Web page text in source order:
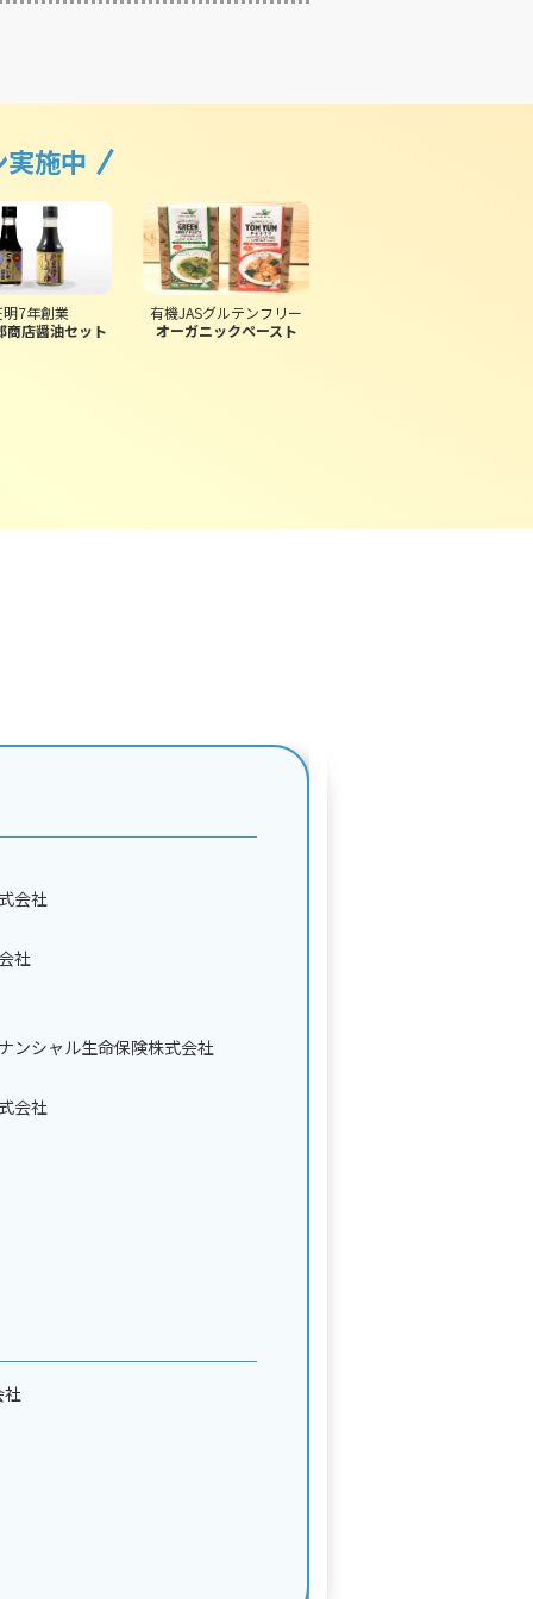
施中
明7年創業
商店醤油セット
有機JASグルテンフリー
オーガニックペースト
会社
社
ンシャル生命保険株式会社
会社
社